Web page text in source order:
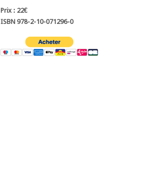
Prix : 22€
ISBN 978-2-10-071296-0